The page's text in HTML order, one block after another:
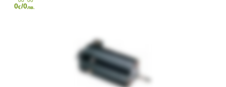
0€/0лв.